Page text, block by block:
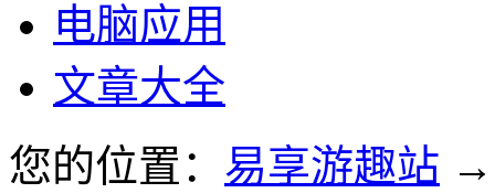
电脑应用
文章大全
您的位置： 易享游趣站